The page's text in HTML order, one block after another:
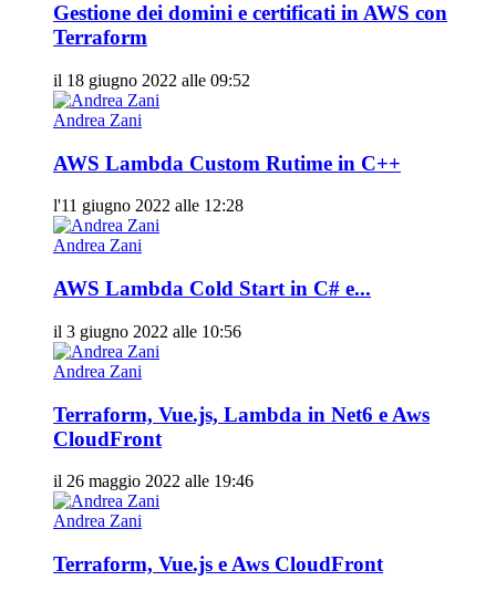
Gestione dei domini e certificati in AWS con
Terraform
il 18 giugno 2022 alle 09:52
Andrea Zani
AWS Lambda Custom Rutime in C++
l'11 giugno 2022 alle 12:28
Andrea Zani
AWS Lambda Cold Start in C# e...
il 3 giugno 2022 alle 10:56
Andrea Zani
Terraform, Vue.js, Lambda in Net6 e Aws
CloudFront
il 26 maggio 2022 alle 19:46
Andrea Zani
Terraform, Vue.js e Aws CloudFront